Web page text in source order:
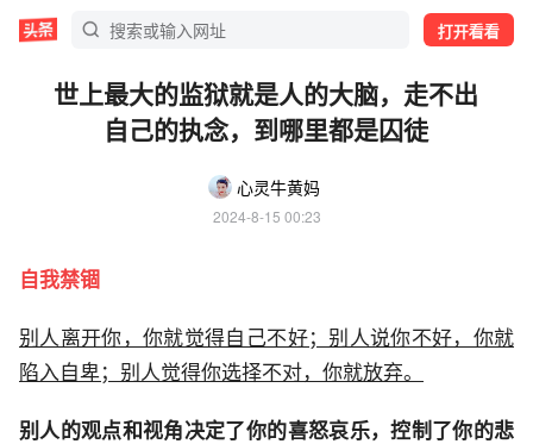
打开看看
世上最大的监狱就是人的大脑，走不出
自己的执念，到哪里都是囚徒
心灵牛黄妈
2024-8-15 00:23
自我禁锢
别人离开你，你就觉得自己不好；别人说你不好，你就
陷入自卑；别人觉得你选择不对，你就放弃。
别人的观点和视角决定了你的喜怒哀乐，控制了你的悲